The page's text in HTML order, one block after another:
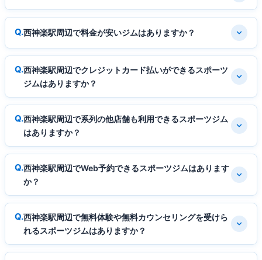
西神楽駅周辺で料金が安いジムはありますか？
西神楽駅周辺でクレジットカード払いができるスポーツ
ジムはありますか？
西神楽駅周辺で系列の他店舗も利用できるスポーツジム
はありますか？
西神楽駅周辺でWeb予約できるスポーツジムはあります
か？
西神楽駅周辺で無料体験や無料カウンセリングを受けら
れるスポーツジムはありますか？